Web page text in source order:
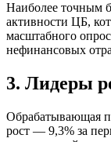
Наиболее точным
активности ЦБ,
масштабного
нефинансовых
3. Лидеры
Обрабатывающая
рост — 9,3% за